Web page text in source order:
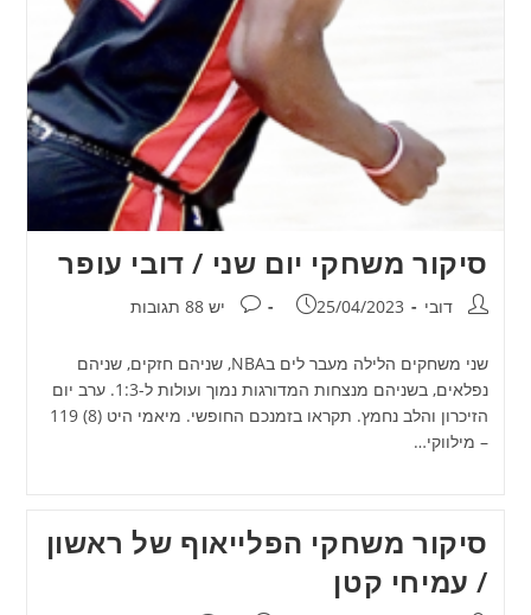
סיקור משחקי יום שני / דובי עופר
מחבר:דובי פורסם:
25/04/2023 תגובות:
יש 88 תגובות
שני משחקים הלילה מעבר לים בNBA, שניהם חזקים, שניהם
נפלאים, בשניהם מנצחות המדורגות נמוך ועולות ל-1:3. ערב יום
הזיכרון והלב נחמץ. תקראו בזמנכם החופשי. מיאמי היט (8) 119
– מילווקי…
סיקור משחקי הפלייאוף של ראשון
/ עמיחי קטן